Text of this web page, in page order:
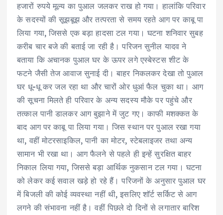
हजारों रुपये मूल्य का पुआल जलकर राख हो गया। हालांकि परिवार
के सदस्यों की सूझबूझ और तत्परता से समय रहते आग पर काबू पा
लिया गया, जिससे एक बड़ा हादसा टल गया। घटना शनिवार सुबह
करीब चार बजे की बताई जा रही है। परिजन सुनील यादव ने
बताया कि अचानक पुआल घर के ऊपर लगे एस्बेस्टस शीट के
फटने जैसी तेज आवाज सुनाई दी। बाहर निकलकर देखा तो पुआल
घर धू-धू कर जल रहा था और चारों ओर धुआं फैल चुका था। आग
की सूचना मिलते ही परिवार के अन्य सदस्य मौके पर पहुंचे और
तत्काल पानी डालकर आग बुझाने में जुट गए। काफी मशक्कत के
बाद आग पर काबू पा लिया गया। जिस स्थान पर पुआल रखा गया
था, वहीं मोटरसाइकिल, पानी का मोटर, स्टेबलाइजर तथा अन्य
सामान भी रखा था। आग फैलने से पहले ही इन्हें सुरक्षित बाहर
निकाल लिया गया, जिससे बड़ा आर्थिक नुकसान टल गया। घटना
को लेकर कई सवाल खड़े हो रहे हैं। परिजनों के अनुसार पुआल घर
में बिजली की कोई व्यवस्था नहीं थी, इसलिए शॉर्ट सर्किट से आग
लगने की संभावना नहीं है। वहीं पिछले दो दिनों से लगातार बारिश